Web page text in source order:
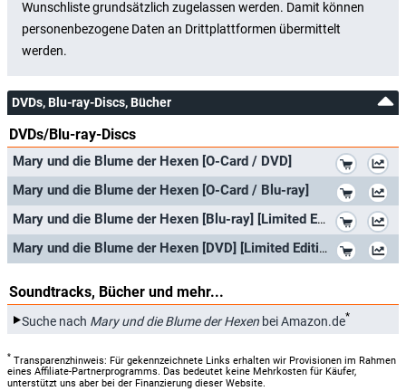
DVDs, Blu-ray-Discs, Bücher
DVDs/Blu-ray-Discs
Mary und die Blume der Hexen [O-Card / DVD]
Mary und die Blume der Hexen [O-Card / Blu-ray]
Mary und die Blume der Hexen [Blu-ray] [Limited Edition im Schuber in Lederoptik
Mary und die Blume der Hexen [DVD] [Limited Edition im Schuber in Lederoptik]
Soundtracks, Bücher und mehr...
Suche nach Mary und die Blume der Hexen bei Amazon.de*
* Transparenzhinweis: Für gekennzeichnete Links erhalten wir Provisionen im Rahmen
eines Affiliate-Partnerprogramms. Das bedeutet keine Mehrkosten für Käufer,
unterstützt uns aber bei der Finanzierung dieser Website.